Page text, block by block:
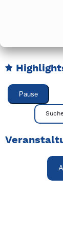
Karussell
Pause
Mit Tab zu den